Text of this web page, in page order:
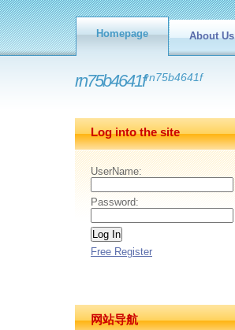
Homepage About Us
rn75b4641frn75b4641f
Log into the site
UserName:
Password:
Free Register
网站导航